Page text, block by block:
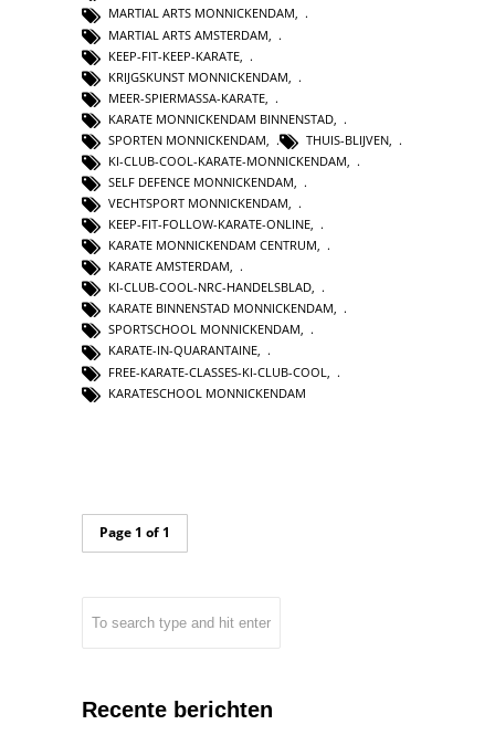
MARTIAL ARTS MONNICKENDAM,
MARTIAL ARTS AMSTERDAM
KEEP-FIT-KEEP-KARATE
KRIJGSKUNST MONNICKENDAM
MEER-SPIERMASSA-KARATE
KARATE MONNICKENDAM BINNENSTAD
SPORTEN MONNICKENDAM
THUIS-BLIJVEN
KI-CLUB-COOL-KARATE-MONNICKENDAM
SELF DEFENCE MONNICKENDAM
VECHTSPORT MONNICKENDAM,
KEEP-FIT-FOLLOW-KARATE-ONLINE,
KARATE MONNICKENDAM CENTRUM,
KARATE AMSTERDAM,
KI-CLUB-COOL-NRC-HANDELSBLAD,
KARATE BINNENSTAD MONNICKENDAM,
SPORTSCHOOL MONNICKENDAM,
KARATE-IN-QUARANTAINE,
FREE-KARATE-CLASSES-KI-CLUB-COOL
KARATESCHOOL MONNICKENDAM
Page 1 of 1
Recente berichten